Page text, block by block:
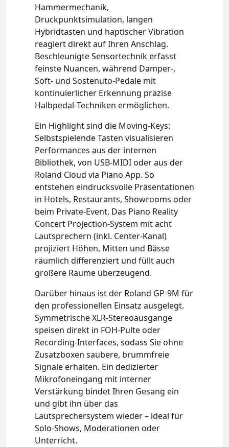
Hammermechanik,
Druckpunktsimulation, langen
Hybridtasten und haptischer Vibration
reagiert direkt auf Ihren Anschlag.
Beschleunigte Sensortechnik erfasst
feinste Nuancen, während Damper‑,
Soft‑ und Sostenuto‑Pedale mit
kontinuierlicher Erkennung präzise
Halbpedal‑Techniken ermöglichen.
Ein Highlight sind die Moving‑Keys:
Selbstspielende Tasten visualisieren
Performances aus der internen
Bibliothek, von USB‑MIDI oder aus der
Roland Cloud via Piano App. So
entstehen eindrucksvolle Präsentationen
in Hotels, Restaurants, Showrooms oder
beim Private‑Event. Das Piano Reality
Concert Projection‑System mit acht
Lautsprechern (inkl. Center‑Kanal)
projiziert Höhen, Mitten und Bässe
räumlich differenziert und füllt auch
größere Räume überzeugend.
Darüber hinaus ist der Roland GP‑9M für
den professionellen Einsatz ausgelegt.
Symmetrische XLR‑Stereoausgänge
speisen direkt in FOH‑Pulte oder
Recording‑Interfaces, sodass Sie ohne
Zusatzboxen saubere, brummfreie
Signale erhalten. Ein dedizierter
Mikrofoneingang mit interner
Verstärkung bindet Ihren Gesang ein
und gibt ihn über das
Lautsprechersystem wieder – ideal für
Solo‑Shows, Moderationen oder
Unterricht.